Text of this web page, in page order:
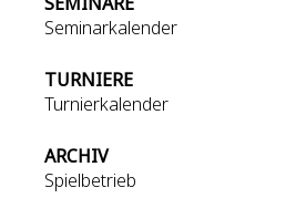
Seminarkalender
TURNIERE
Turnierkalender
ARCHIV
Spielbetrieb